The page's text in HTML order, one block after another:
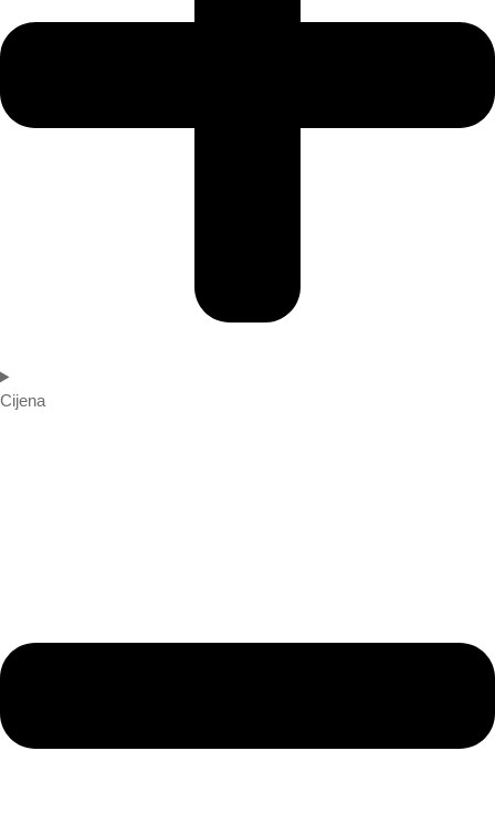
Cijena